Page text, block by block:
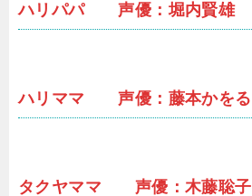
ハリパパ 声優：堀内賢雄
ハリママ 声優：藤本かをる
タクヤママ 声優：木藤聡子